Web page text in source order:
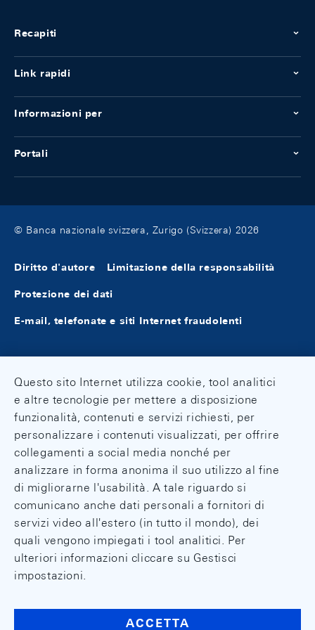
Recapiti
Link rapidi
Informazioni per
Portali
© Banca nazionale svizzera, Zurigo (Svizzera) 2026
Diritto d'autore Limitazione della responsabilità
Protezione dei dati
E-mail, telefonate e siti Internet fraudolenti
Questo sito Internet utilizza cookie, tool analitici
e altre tecnologie per mettere a disposizione
funzionalità, contenuti e servizi richiesti, per
personalizzare i contenuti visualizzati, per offrire
collegamenti a social media nonché per
analizzare in forma anonima il suo utilizzo al fine
di migliorarne l'usabilità. A tale riguardo si
comunicano anche dati personali a fornitori di
servizi video all'estero (in tutto il mondo), dei
quali vengono impiegati i tool analitici. Per
ulteriori informazioni cliccare su Gestisci
impostazioni.
ACCETTA